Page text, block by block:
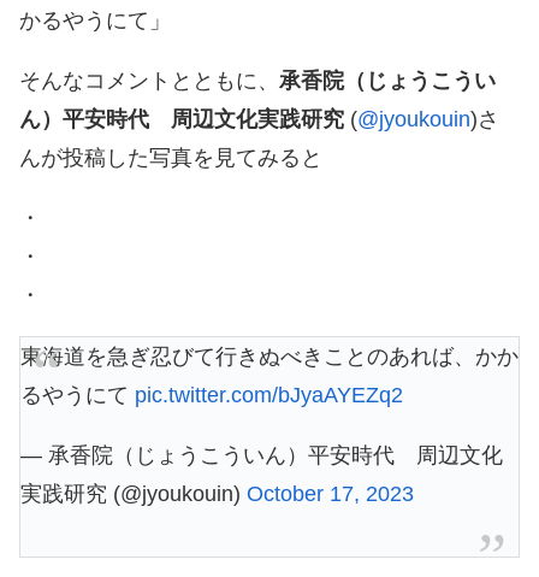
かるやうにて」
そんなコメントとともに、 承香院（じょうこうい
ん）平安時代 周辺文化実践研究 (@jyoukouin)さ
んが投稿した写真を見てみると
・
・
・
東海道を急ぎ忍びて行きぬべきことのあれば、かか
るやうにて pic.twitter.com/bJyaAYEZq2
— 承香院（じょうこういん）平安時代 周辺文化
実践研究 (@jyoukouin) October 17, 2023